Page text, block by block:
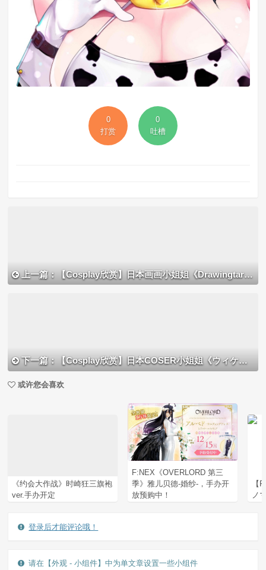
0
打赏
0
吐槽
上一篇：【Cosplay欣赏】日本画画小姐姐《Drawingtart》不露脸COS美图赏 身材比画棒！
下一篇：【Cosplay欣赏】日本COSER小姐姐《ウィケン》写真美图，长相甜美气质逼人！
或许您会喜欢
《约会大作战》时崎狂三旗袍
ver.手办开定
F:NEX《OVERLORD 第三
季》雅儿贝德-婚纱-，手办开
放预购中！
【
ノ
登录后才能评论哦！
请在【外观 - 小组件】中为单文章设置一些小组件